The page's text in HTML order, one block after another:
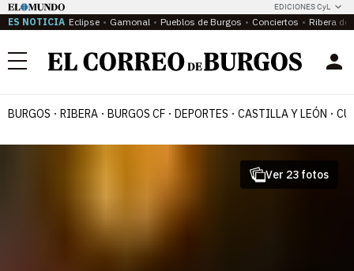
EDICIONES CyL
ES NOTICIA Eclipse Gamonal Pueblos de Burgos Conciertos Ribera del
Menú
BURGOS RIBERA BURGOS CF DEPORTES CASTILLA Y LEÓN
Ver 23 fotos